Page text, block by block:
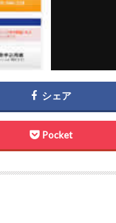
シェア
Pocket